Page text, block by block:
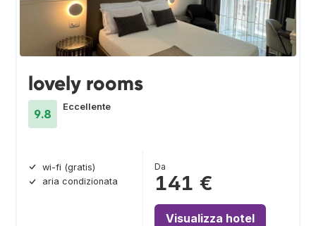
lovely rooms
9.8
Eccellente
wi-fi (gratis)
aria condizionata
Da
141 €
Visualizza hotel